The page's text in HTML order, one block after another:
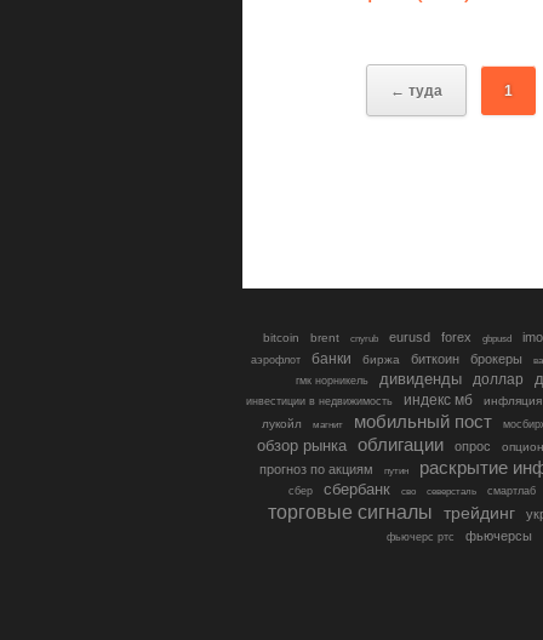
← туда 1
bitcoin brent cnyrub eurusd forex gbpusd
аэрофлот банки биржа биткоин брокеры
гмк норникель
дивиденды доллар
инвестиции в недвижимость индекс мб
инфляция
лукойл
магнит мобильный пост
обзор рынка облигации опрос
прогноз по акциям путин раскрытие
сбер сбербанк сво северсталь смартлаб
торговые сигналы трейдинг
фьючерс ртс фьючерсы